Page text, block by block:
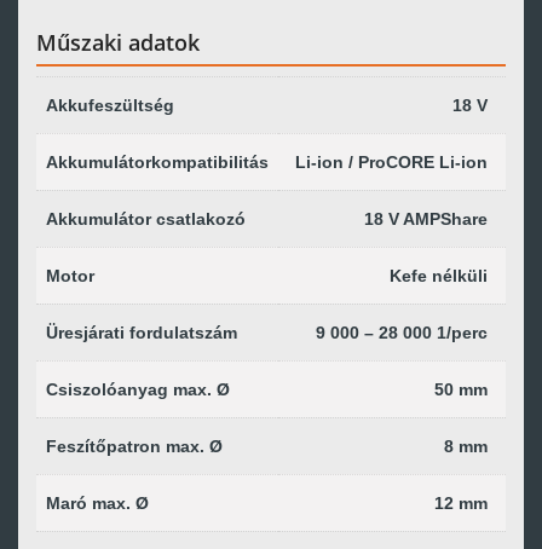
Műszaki adatok
Akkufeszültség 18 V
Akkumulátorkompatibilitás Li-ion / ProCORE Li-ion
Akkumulátor csatlakozó 18 V AMPShare
Motor Kefe nélküli
Üresjárati fordulatszám 9 000 – 28 000 1/perc
Csiszolóanyag max. Ø 50 mm
Feszítőpatron max. Ø 8 mm
Maró max. Ø 12 mm